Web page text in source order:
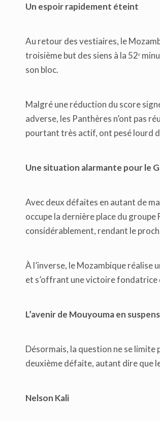
Un espoir rapidement éteint
Au retour des vestiaires, le
troisième but des siens à la 52ᵉ
son bloc.
Malgré une réduction du score
adverse, les Panthères n’ont pas
pourtant très actif, ont pesé lourd
Une situation alarmante pour le
Avec deux défaites en autant de
occupe la dernière place du
considérablement, rendant le
À l’inverse, le Mozambique
et s’offrant une victoire fondatrice
L’avenir de Mouyouma en suspens
Désormais, la question ne se
deuxième défaite, autant dire que
Nelson Kali